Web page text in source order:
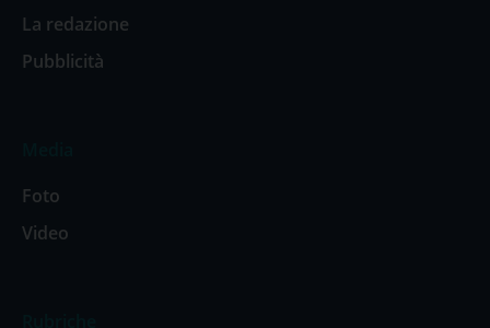
La redazione
Pubblicità
Foto
Video